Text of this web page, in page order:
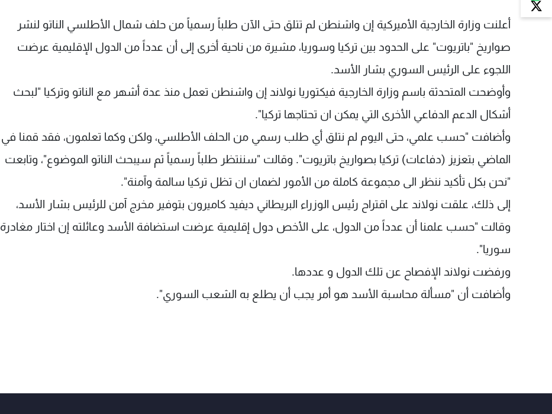
أعلنت وزارة الخارجية الأميركية إن واشنطن لم تتلق حتى الآن طلباً رسمياً من حلف شمال الأطلسي الناتو لنشر
صواريخ "باتريوت" على الحدود بين تركيا وسوريا، مشيرة من ناحية أخرى إلى أن عدداً من الدول الإقليمية عرضت
اللجوء على الرئيس السوري بشار الأسد.
وأوضحت المتحدثة باسم وزارة الخارجية فيكتوريا نولاند إن واشنطن تعمل منذ عدة أشهر مع الناتو وتركيا "لبحث
أشكال الدعم الدفاعي الأخرى التي يمكن ان تحتاجها تركيا".
وأضافت "حسب علمي، حتى اليوم لم نتلق أي طلب رسمي من الحلف الأطلسي، ولكن وكما تعلمون، فقد قمنا في
الماضي بتعزيز (دفاعات) تركيا بصواريخ باتريوت". وقالت "سننتظر طلباً رسمياً ثم سيبحث الناتو الموضوع"، وتابعت
"نحن بكل تأكيد ننظر الى مجموعة كاملة من الأمور لضمان ان تظل تركيا سالمة وآمنة".
إلى ذلك، علقت نولاند على اقتراح رئيس الوزراء البريطاني ديفيد كاميرون بتوفير مخرج آمن للرئيس بشار الأسد،
وقالت "حسب علمنا أن عدداً من الدول، على الأخص دول إقليمية عرضت استضافة الأسد وعائلته إن اختار مغادرة
سوريا".
ورفضت نولاند الإفصاح عن تلك الدول و عددها.
وأضافت أن "مسألة محاسبة الأسد هو أمر يجب أن يطلع به الشعب السوري".